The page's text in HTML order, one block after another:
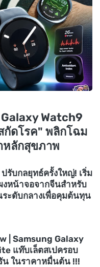
Watch9
กัดโรค" พลิกโฉม
หลักสุขภาพ
รับกลยุทธ์ครั้งใหญ่! เริ่ม
หน้าจอจากจีนสำหรับ
ะดับกลางเพื่อคุมต้นทุน
| Samsung Galaxy
แท๊บเล็ตสเปครอบ
น ในราคาหมื่นต้น !!!